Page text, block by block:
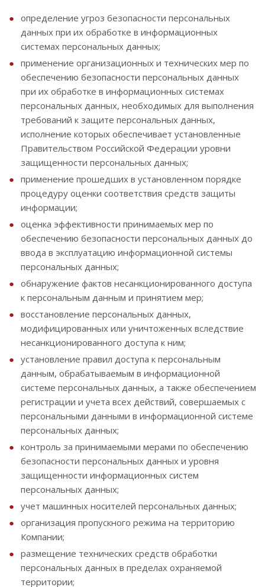
определение угроз безопасности персональных
данных при их обработке в информационных
системах персональных данных;
применение организационных и технических мер по
обеспечению безопасности персональных данных
при их обработке в информационных системах
персональных данных, необходимых для выполнения
требований к защите персональных данных,
исполнение которых обеспечивает установленные
Правительством Российской Федерации уровни
защищенности персональных данных;
применение прошедших в установленном порядке
процедуру оценки соответствия средств защиты
информации;
оценка эффективности принимаемых мер по
обеспечению безопасности персональных данных до
ввода в эксплуатацию информационной системы
персональных данных;
обнаружение фактов несанкционированного доступа
к персональным данным и принятием мер;
восстановление персональных данных,
модифицированных или уничтоженных вследствие
несанкционированного доступа к ним;
установление правил доступа к персональным
данным, обрабатываемым в информационной
системе персональных данных, а также обеспечением
регистрации и учета всех действий, совершаемых с
персональными данными в информационной системе
персональных данных;
контроль за принимаемыми мерами по обеспечению
безопасности персональных данных и уровня
защищенности информационных систем
персональных данных;
учет машинных носителей персональных данных;
организация пропускного режима на территорию
Компании;
размещение технических средств обработки
персональных данных в пределах охраняемой
территории;